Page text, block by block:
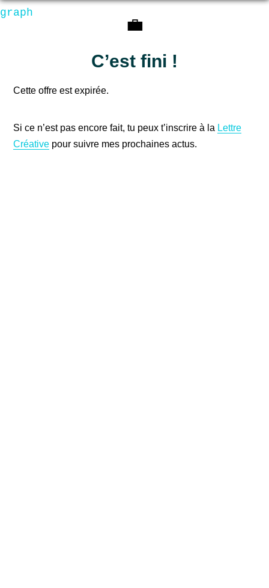
💼
C’est fini !
Cette offre est expirée.
Si ce n’est pas encore fait, tu peux t’inscrire à la Lettre
Créative pour suivre mes prochaines actus.